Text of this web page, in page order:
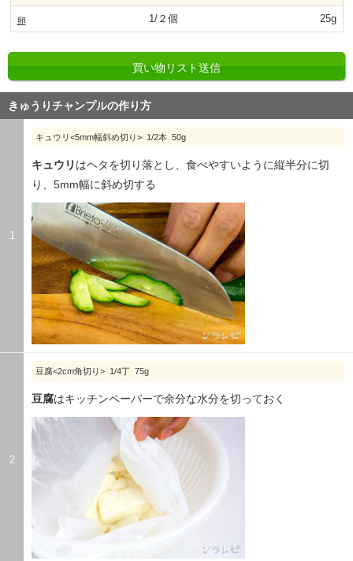
卵 1/２個 25g
買い物リスト送信
きゅうりチャンプルの作り方
1
キュウリ<5mm幅斜め切り> 1/2本 50g
キュウリ はヘタを切り落とし、食べやすいように縦半分に切
り、5mm幅に斜め切する
2
豆腐<2cm角切り> 1/4丁 75g
豆腐はキッチンペーパーで余分な水分を切っておく